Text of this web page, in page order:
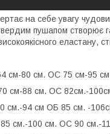
на себе увагу
пушапом створює
еластану,
см-80 см. ОС 75 см-95
см-88 см. ОС 82см.-
см.-94 см ОБ 85 см. -
см.-100 см. ОС 90 см.-